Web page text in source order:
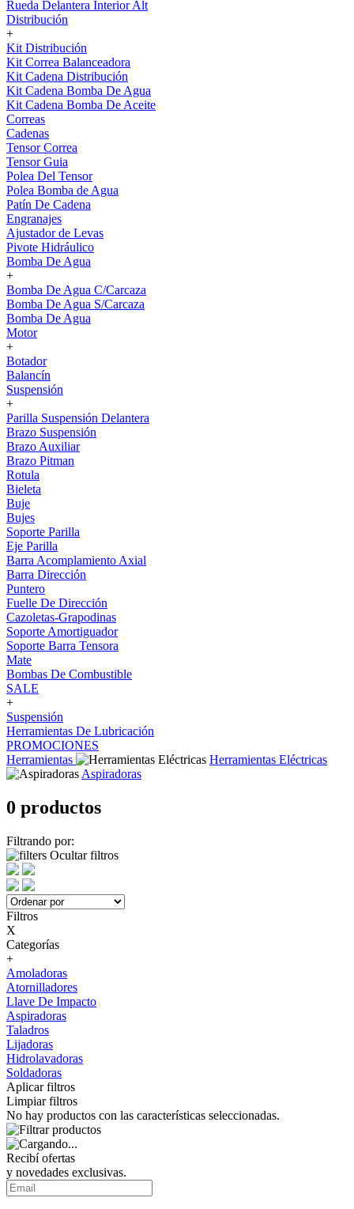
Rueda Delantera Interior Alt
Distribución
+
Kit Distribución
Kit Correa Balanceadora
Kit Cadena Distribución
Kit Cadena Bomba De Agua
Kit Cadena Bomba De Aceite
Correas
Cadenas
Tensor Correa
Tensor Guia
Polea Del Tensor
Polea Bomba de Agua
Patín De Cadena
Engranajes
Ajustador de Levas
Pivote Hidráulico
Bomba De Agua
+
Bomba De Agua C/Carcaza
Bomba De Agua S/Carcaza
Bomba De Agua
Motor
+
Botador
Balancín
Suspensión
+
Parilla Suspensión Delantera
Brazo Suspensión
Brazo Auxiliar
Brazo Pitman
Rotula
Bieleta
Buje
Bujes
Soporte Parilla
Eje Parilla
Barra Acomplamiento Axial
Barra Dirección
Puntero
Fuelle De Dirección
Cazoletas-Grapodinas
Soporte Amortiguador
Soporte Barra Tensora
Mate
Bombas De Combustible
SALE
+
Suspensión
Herramientas De Lubricación
PROMOCIONES
Herramientas
Herramientas Eléctricas
Aspiradoras
0 productos
Filtrando por:
Ocultar filtros
Filtros
X
Categorías
+
Amoladoras
Atornilladores
Llave De Impacto
Aspiradoras
Taladros
Lijadoras
Hidrolavadoras
Soldadoras
Aplicar filtros
Limpiar filtros
No hay productos con las características seleccionadas.
Recibí ofertas
y novedades exclusivas.